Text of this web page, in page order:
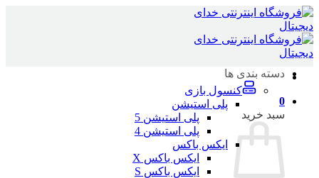
Skip
to
content
0
سبد خرید
دسته بندی ها
کنسول بازی
پلی استیشن
پلی استیشن 5
پلی استیشن 4
ایکس باکس
ایکس باکس X
ایکس باکس S